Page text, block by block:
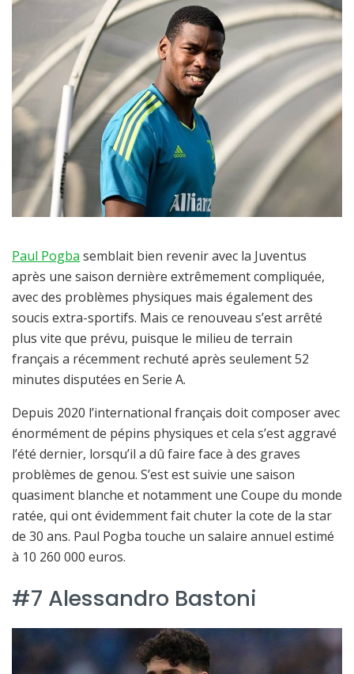
Paul Pogba semblait bien revenir avec la Juventus
après une saison dernière extrêmement compliquée,
avec des problèmes physiques mais également des
soucis extra-sportifs. Mais ce renouveau s’est arrêté
plus vite que prévu, puisque le milieu de terrain
français a récemment rechuté après seulement 52
minutes disputées en Serie A.
Depuis 2020 l’international français doit composer avec
énormément de pépins physiques et cela s’est aggravé
l’été dernier, lorsqu’il a dû faire face à des graves
problèmes de genou. S’est est suivie une saison
quasiment blanche et notamment une Coupe du monde
ratée, qui ont évidemment fait chuter la cote de la star
de 30 ans. Paul Pogba touche un salaire annuel estimé
à 10 260 000 euros.
#7 Alessandro Bastoni